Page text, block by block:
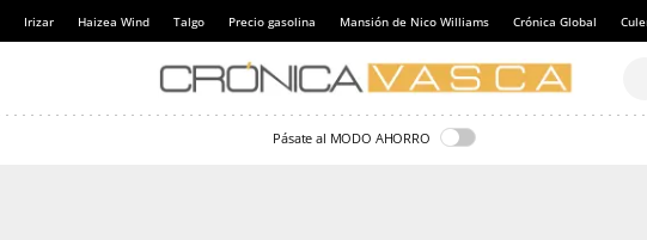
Irizar Haizea Wind Talgo Precio gasolina Mansión de Nico Williams Crónica Global
Pásate al MODO AHORRO